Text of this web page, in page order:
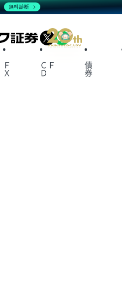
X
Ｆ
Ｘ
ＣＦ
Ｄ
債
券
無料診断